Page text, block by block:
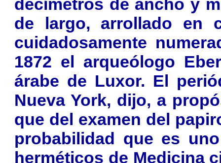
decímetros de ancho y
de largo, arrollado en
cuidadosamente
1872 el arqueólogo
árabe de Luxor. El
Nueva York, dijo, a
que del examen del
probabilidad que es
herméticos de Medicina